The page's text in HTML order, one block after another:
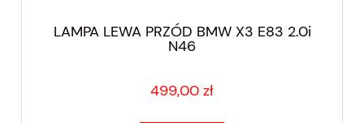
LAMPA LEWA PRZÓD BMW X3 E83 2.0i
N46
499,00 zł